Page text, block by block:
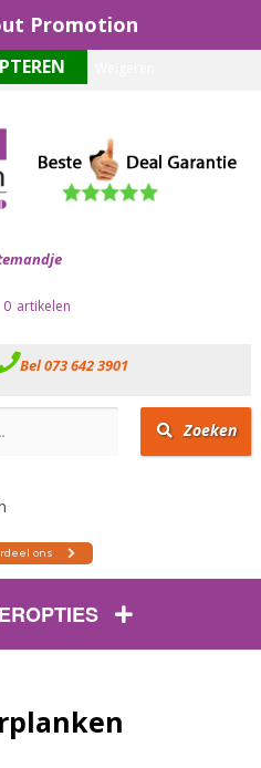
Promotion
0
Bel 073 642 3901
Zoeken
functioneren maken wij gebruik van